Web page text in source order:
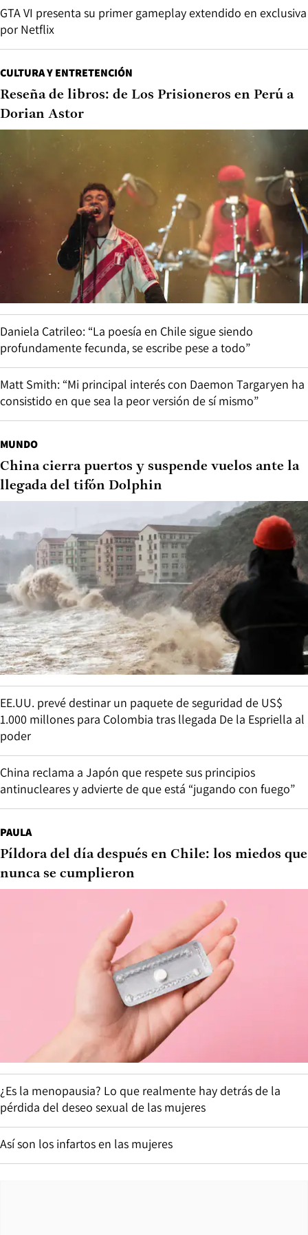
GTA VI presenta su primer gameplay extendido en exclusiva
por Netflix
CULTURA Y ENTRETENCIÓN
Reseña de libros: de Los Prisioneros en Perú a
Dorian Astor
Daniela Catrileo: “La poesía en Chile sigue siendo
profundamente fecunda, se escribe pese a todo”
Matt Smith: “Mi principal interés con Daemon Targaryen ha
consistido en que sea la peor versión de sí mismo”
MUNDO
China cierra puertos y suspende vuelos ante la
llegada del tifón Dolphin
EE.UU. prevé destinar un paquete de seguridad de US$
1.000 millones para Colombia tras llegada De la Espriella al
poder
China reclama a Japón que respete sus principios
antinucleares y advierte de que está “jugando con fuego”
PAULA
Píldora del día después en Chile: los miedos que
nunca se cumplieron
¿Es la menopausia? Lo que realmente hay detrás de la
pérdida del deseo sexual de las mujeres
Así son los infartos en las mujeres